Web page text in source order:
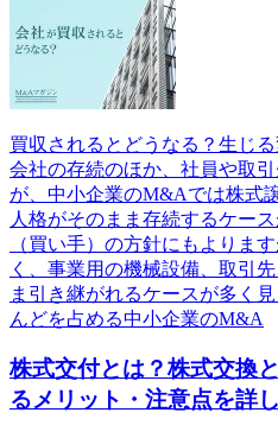
買収されるとどうなる？生じ
会社の存続のほか、社員や取
が、中小企業のM&Aでは株式
人格がそのまま存続するケー
（買い手）の方針にもよりま
く、事業用の機械設備、取引
ま引き継がれるケースが多く
んどを占める中小企業のM&A
株式交付とは？株式交換
るメリット・注意点を詳